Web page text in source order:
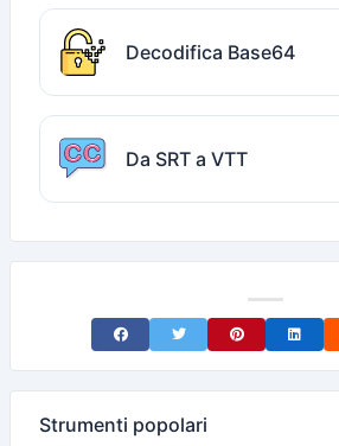
Decodifica Base64
Da SRT a VTT
Share on Facebook
Share on Twitter
Share onShare
Strumenti popolari